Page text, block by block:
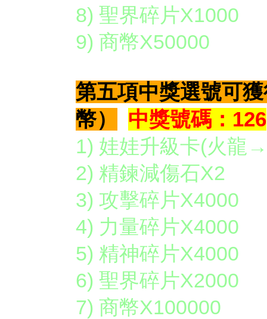
8) 聖界碎片X1000
9) 商幣X50000
第五項中獎選號可
幣）
中獎號碼：126
1) 娃娃升級卡(火龍
2) 精鍊減傷石X2
3) 攻擊碎片X4000
4) 力量碎片X4000
5) 精神碎片X4000
6) 聖界碎片X2000
7) 商幣X100000